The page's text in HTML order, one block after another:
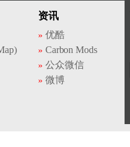
资讯
优酷
Carbon Mods
公众微信
微博